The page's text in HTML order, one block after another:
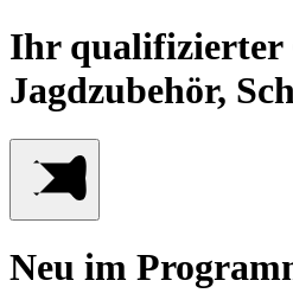
Ihr qualifizierter
Jagdzubehör,
Neu im